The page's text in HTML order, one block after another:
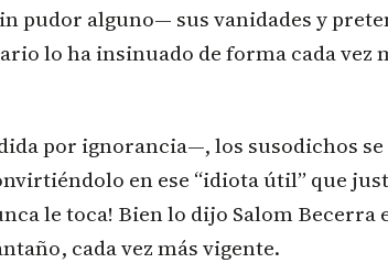
pudor alguno— sus vanidades y
lo ha insinuado de forma cada vez
por ignorancia—, los susodichos
en ese “idiota útil” que
le toca! Bien lo dijo Salom Becerra
cada vez más vigente.